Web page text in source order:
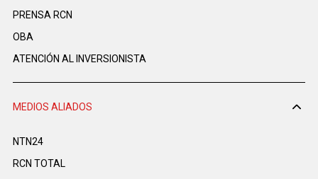
PRENSA RCN
OBA
ATENCIÓN AL INVERSIONISTA
MEDIOS ALIADOS
NTN24
RCN TOTAL